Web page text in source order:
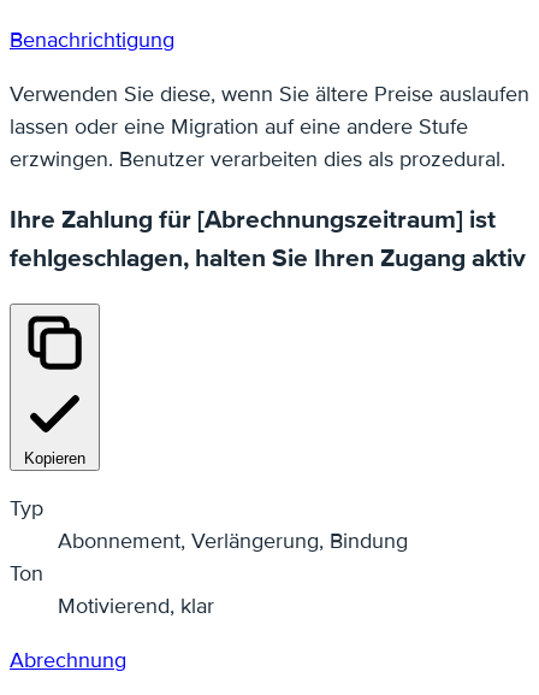
Benachrichtigung
Verwenden Sie diese, wenn Sie ältere Preise auslaufen
lassen oder eine Migration auf eine andere Stufe
erzwingen. Benutzer verarbeiten dies als prozedural.
Ihre Zahlung für [Abrechnungszeitraum] ist
fehlgeschlagen, halten Sie Ihren Zugang aktiv
Kopieren
Typ
Abonnement, Verlängerung, Bindung
Ton
Motivierend, klar
Abrechnung